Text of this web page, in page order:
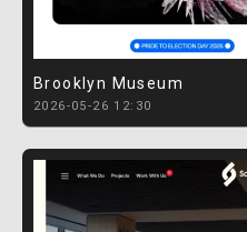
Brooklyn Museum
2026-05-26 12:30